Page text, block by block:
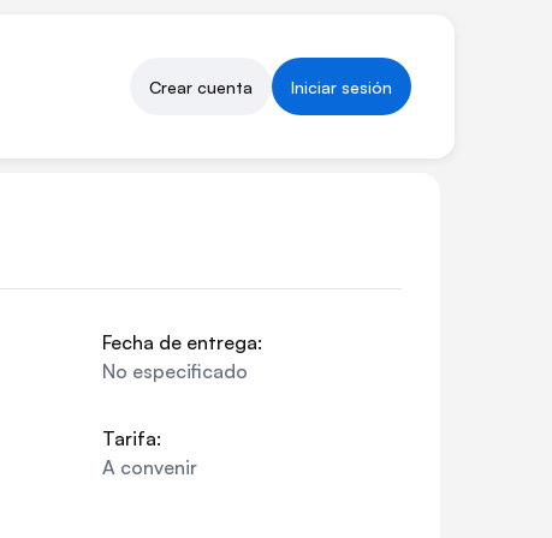
Crear cuenta Iniciar sesión
Fecha de entrega:
No especificado
Tarifa:
A convenir